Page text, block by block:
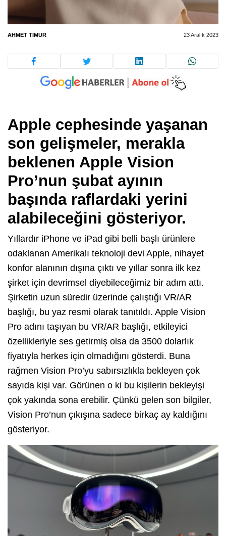
AHMET TIMUR 23 Aralık 2023
Apple cephesinde yaşanan
son gelişmeler, merakla
beklenen Apple Vision
Pro’nun şubat ayının
başında raflardaki yerini
alabileceğini gösteriyor.
Yıllardır iPhone ve iPad gibi belli başlı ürünlere
odaklanan Amerikalı teknoloji devi Apple, nihayet
konfor alanının dışına çıktı ve yıllar sonra ilk kez
şirket için devrimsel diyebileceğimiz bir adım attı.
Şirketin uzun süredir üzerinde çalıştığı VR/AR
başlığı, bu yaz resmi olarak tanıtıldı. Apple Vision
Pro adını taşıyan bu VR/AR başlığı, etkileyici
özellikleriyle ses getirmiş olsa da 3500 dolarlık
fiyatıyla herkes için olmadığını gösterdi. Buna
rağmen Vision Pro’yu sabırsızlıkla bekleyen çok
sayıda kişi var. Görünen o ki bu kişilerin bekleyişi
çok yakında sona erebilir. Çünkü gelen son bilgiler,
Vision Pro’nun çıkışına sadece birkaç ay kaldığını
gösteriyor.